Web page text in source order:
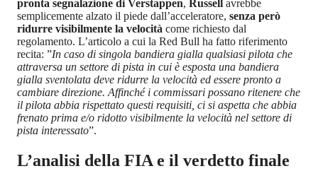
pronta segnalazione di Verstappen, Russell avrebbe
semplicemente alzato il piede dall’acceleratore, senza però
ridurre visibilmente la velocità come richiesto dal
regolamento. L’articolo a cui la Red Bull ha fatto riferimento
recita: ”In caso di singola bandiera gialla qualsiasi pilota che
attraversa un settore di pista in cui è esposta una bandiera
gialla sventolata deve ridurre la velocità ed essere pronto a
cambiare direzione. Affinché i commissari possano ritenere che
il pilota abbia rispettato questi requisiti, ci si aspetta che abbia
frenato prima e/o ridotto visibilmente la velocità nel settore di
pista interessato”.
L’analisi della FIA e il verdetto finale